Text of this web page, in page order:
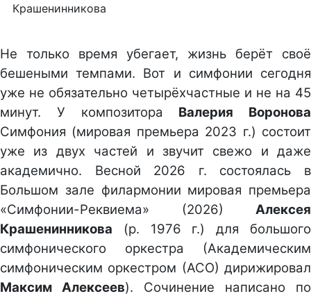
Крашенинникова
Не только время убегает, жизнь берёт своё
бешеными темпами. Вот и симфонии сегодня
уже не обязательно четырёхчастные и не на 45
минут. У композитора Валерия Воронова
Симфония (мировая премьера 2023 г.) состоит
уже из двух частей и звучит свежо и даже
академично. Весной 2026 г. состоялась в
Большом зале филармонии мировая премьера
«Симфонии-Реквиема» (2026) Алексея
Крашенинникова (р. 1976 г.) для большого
симфонического оркестра (Академическим
симфоническим оркестром (АСО) дирижировал
Максим Алексеев). Сочинение написано по